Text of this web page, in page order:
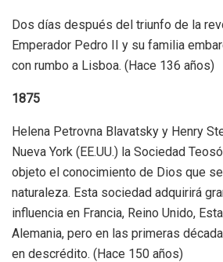
Dos días después del triunfo de la
Emperador Pedro II y su familia
con rumbo a Lisboa. (Hace 136 años)
1875
Helena Petrovna Blavatsky y Henry
Nueva York (EE.UU.) la Sociedad
objeto el conocimiento de Dios que
naturaleza. Esta sociedad adquirirá
influencia en Francia, Reino Unido,
Alemania, pero en las primeras
en descrédito. (Hace 150 años)